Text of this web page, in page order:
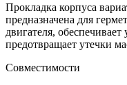
Прокладка корпуса
предназначена для
двигателя,
предотвращает утечки
Совместимости